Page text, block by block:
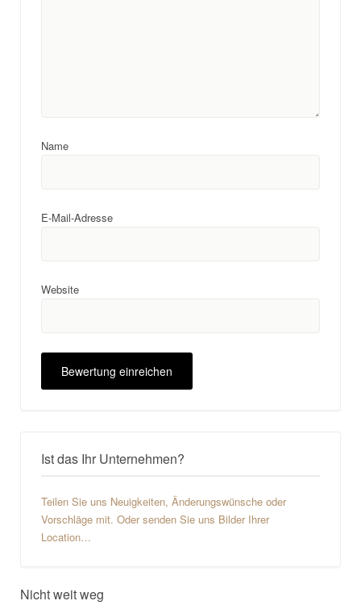
Name
E-Mail-Adresse
Website
Ist das Ihr Unternehmen?
Teilen Sie uns Neuigkeiten, Änderungswünsche oder
Vorschläge mit. Oder senden Sie uns Bilder Ihrer
Location…
Nicht weit weg